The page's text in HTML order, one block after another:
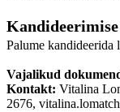
Palume kandideerida
Vajalikud
Kontakt: Vitalina
2676,